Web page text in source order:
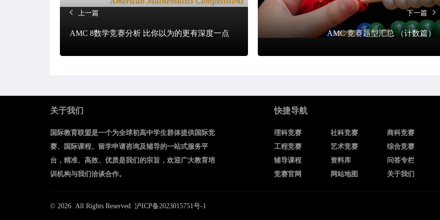
上一篇
AMC 8数学竞赛分析 比你以为的更有深度一点
下一篇
AMC 竞赛题型汇总 （计数篇）
关于我们
国际教育联盟是一个为全球初高中学生群体提供国际竞
赛、国际课程、留学申请咨询及辅导的一站式服务平
台，精准、高效、优质是我们的宗旨，欢迎广大教育培
训机构与我们洽谈合作。
快捷导航
理科竞赛 社科竞赛
商科竞赛
工程竞赛
艺术竞赛
综合竞赛
辅导课程
资料库
问答专栏
竞赛官网
网站地图 关于我们
© 2026. All Rights Reserved. 沪ICP备2023015751号-1